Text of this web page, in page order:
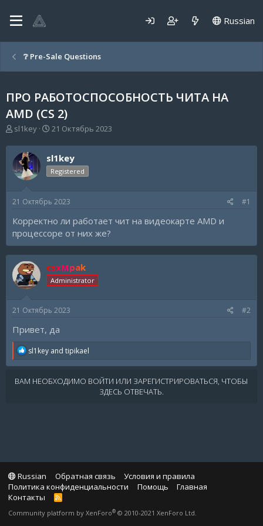
Russian
❔ Pre-Sale Questions
ПРО РАБОТОСПОСОБНОСТЬ ЧИТА НА
AMD (CS 2)
А
т
о
р
т
м
sl1key
Д
т
а
н
а
а
21 Октябрь 2023
sl1key
Registered
21 Октябрь 2023 #1
Корректно ли работает чит на видеокарте AMD и
процессоре от них же?
csxMpak
Administrator
21 Октябрь 2023 #2
Привет, да
R
a
c
t
sl1key and tipikael
ВАМ НЕОБХОДИМО ВОЙТИ ИЛИ ЗАРЕГИСТРИРОВАТЬСЯ, ЧТОБЫ
ЗДЕСЬ ОТВЕЧАТЬ.
Russian Обратная связь
Условия и правила
Политика конфиденциальности
Помощь
Главная
Контакты
R
S
Community platform by XenForo® © 2010-2021 XenForo Ltd.